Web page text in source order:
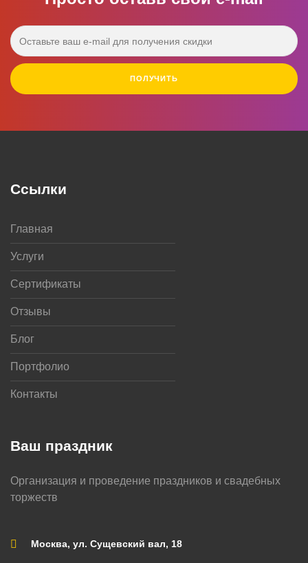
ПОЛУЧИТЬ
Ваш праздник
Организация и проведение праздников и свадебных
торжеств
Москва, ул. Сущевский вал, 18
Ссылки
Главная
Услуги
Сертификаты
Отзывы
Блог
Портфолио
Контакты